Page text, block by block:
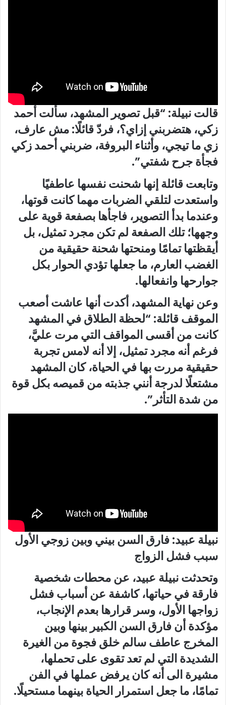
قالت نبيلة: “قبل تصوير المشهد، سألت أحمد
زكي، هتضربني إزاي؟، فردّ قائلًا: مش عارف،
زي ما تيجي، وأثناء البروفة، ضربني أحمد زكي
فجأة جرح شفتي”.
وتابعت قائلة إنها شحنت نفسها عاطفيًا
واستعدت لتلقي الضربات مهما كانت قوتها،
وعندما بدأ التصوير، فاجأها بصفعة قوية على
وجهها؛ تلك الصفعة لم تكن مجرد تمثيل، بل
أيقظتها تمامًا ومنحتها شحنة حقيقية من
الغضب العارم، ما جعلها تؤدي الحوار بكل
جوارحها وانفعالها.
وعن نهاية المشهد، أكدت أنها عاشت أصعب
الموقف قائلة: “لحظة الطلاق في المشهد
كانت من أقسى المواقف التي مرت عليَّ،
فرغم أنه مجرد تمثيل، إلا أنه لامس تجربة
حقيقية مررت بها في الحياة، كان المشهد
مشتعلًا لدرجة أنني جذبته من قميصه بكل قوة
من شدة التأثر”.
نبيلة عبيد: فارق السن بيني وبين زوجي الأول
سبب فشل الزواج
وتحدثت نبيلة عبيد، عن محطات شخصية
فارقة في حياتها، كاشفة عن أسباب فشل
زواجها الأول، وسر قرارها بعدم الإنجاب،
مؤكدة أن فارق السن الكبير بينها وبين
المخرج عاطف سالم خلق فجوة من الغيرة
الشديدة التي لم تعد تقوى على تحملها،
مشيرة الى أنه كان يرفض عملها في الفن
تمامًا، ما جعل استمرار الحياة بينهما مستحيلًا.